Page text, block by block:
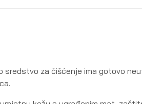
za čišćenje ima gotovo